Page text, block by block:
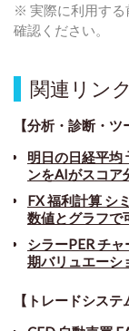
※ 実際に利用する
確認ください。
関連リンク
【分析・診断・ツ
明日の日経平均
ンをAIがスコア
FX 福利計算 シ
数値とグラフで
シラーPER チャ
期バリュエーシ
【トレードシステ